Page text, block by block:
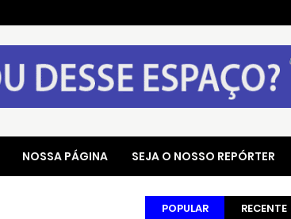
NOSSA PÁGINA SEJA O NOSSO REPÓRTER
POPULAR RECENTE